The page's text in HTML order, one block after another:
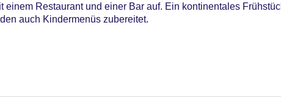
am Pool
einem Restaurant und einer Bar auf. Ein kontinentales
auch Kindermenüs zubereitet.